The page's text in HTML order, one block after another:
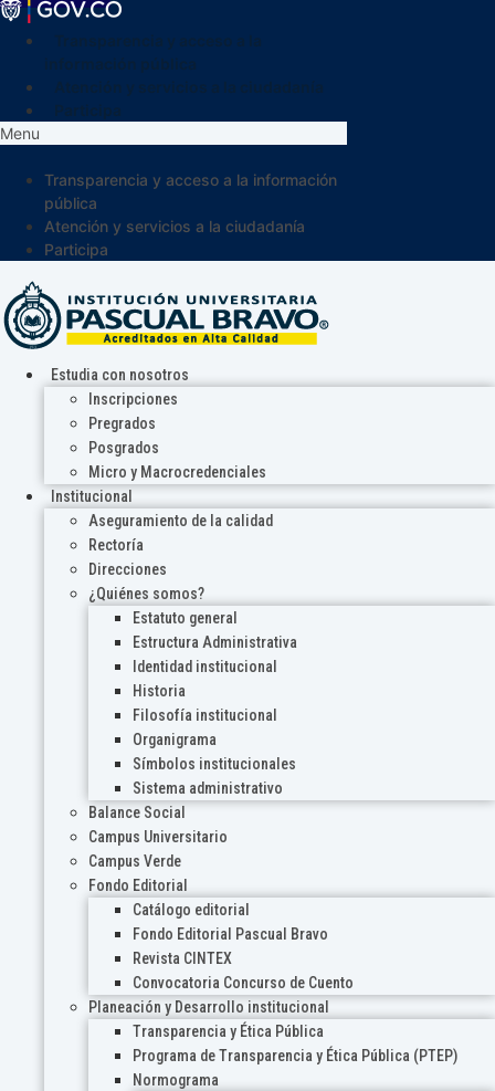
Menu
Transparencia y acceso a la información
pública
Atención y servicios a la ciudadanía
Participa
Estudia con nosotros
Inscripciones
Pregrados
Posgrados
Micro y Macrocredenciales
Institucional
Aseguramiento de la calidad
Rectoría
Direcciones
¿Quiénes somos?
Estatuto general
Estructura Administrativa
Identidad institucional
Historia
Filosofía institucional
Organigrama
Símbolos institucionales
Sistema administrativo
Balance Social
Campus Universitario
Campus Verde
Fondo Editorial
Catálogo editorial
Fondo Editorial Pascual Bravo
Revista CINTEX
Convocatoria Concurso de Cuento
Planeación y Desarrollo institucional
Transparencia y Ética Pública
Programa de Transparencia y Ética Pública (PTEP)
Normograma